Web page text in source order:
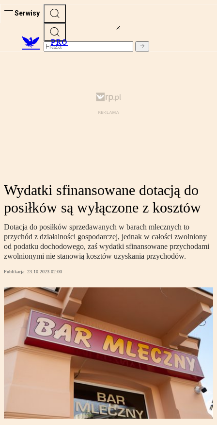
Serwisy
PRO
Wydatki sfinansowane dotacją do
posiłków są wyłączone z kosztów
Dotacja do posiłków sprzedawanych w barach mlecznych to
przychód z działalności gospodarczej, jednak w całości zwolniony
od podatku dochodowego, zaś wydatki sfinansowane przychodami
zwolnionymi nie stanowią kosztów uzyskania przychodów.
Publikacja: 23.10.2023 02:00